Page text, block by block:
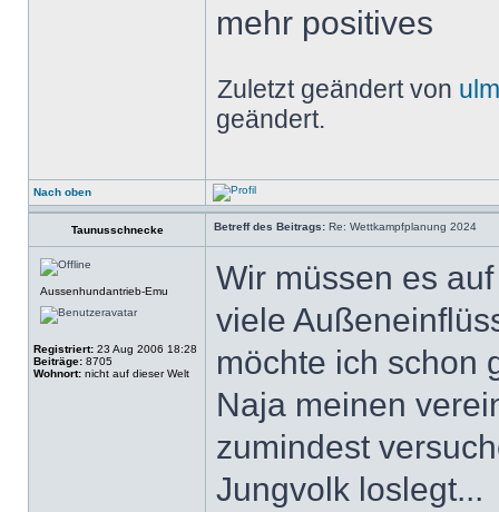
mehr positives
Zuletzt geändert von
geändert.
Nach oben
Taunusschnecke Betreff des Beitrags: Re: Wettkampfplanung 2024
Aussenhundantrieb-Emu
Registriert: 23 Aug 2006 18:28
Beiträge: 8705
Wohnort: nicht auf dieser Welt
Wir müssen es
viele
möchte ich schon
Naja meinen
zumindest
Jungvolk loslegt...